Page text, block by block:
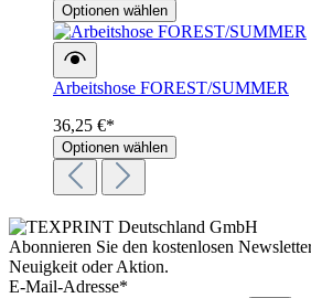
Optionen wählen
Arbeitshose FOREST/SUMMER
36,25 €*
Optionen wählen
Abonnieren Sie den kostenlosen
Neuigkeit oder Aktion.
E-Mail-Adresse*